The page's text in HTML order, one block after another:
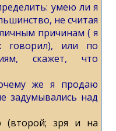
умею ли я
не считая
причинам ( я
или по
скажет, что
же я продаю
задумывались над
(второй; зря и на